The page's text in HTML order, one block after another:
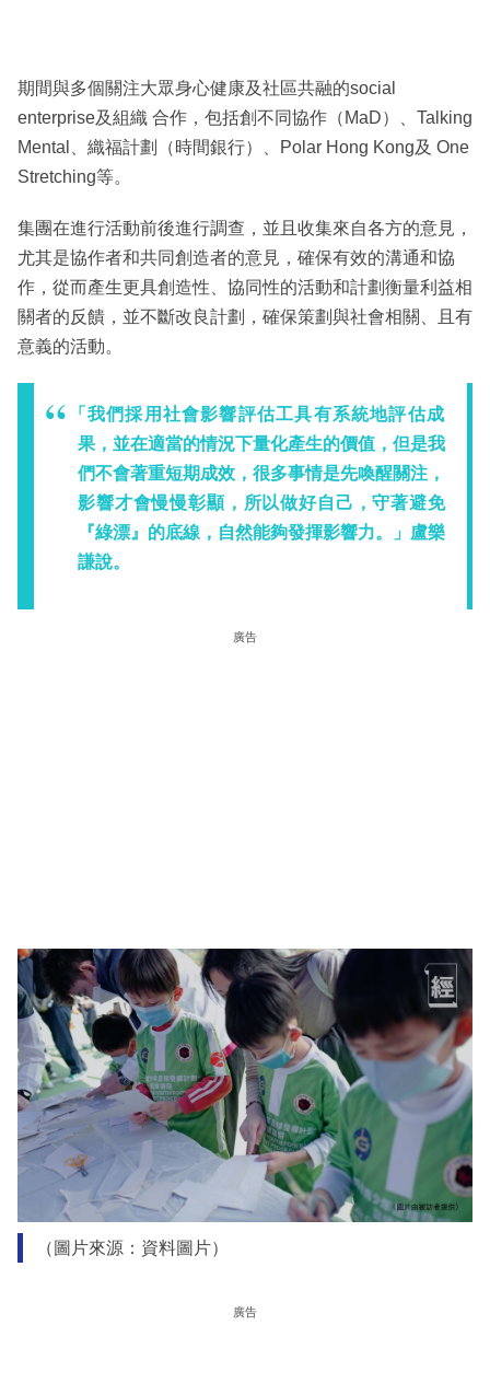
期間與多個關注大眾身心健康及社區共融的social
enterprise及組織 合作，包括創不同協作（MaD）、Talking
Mental、織福計劃（時間銀行）、Polar Hong Kong及 One
Stretching等。
集團在進行活動前後進行調查，並且收集來自各方的意見，
尤其是協作者和共同創造者的意見，確保有效的溝通和協
作，從而產生更具創造性、協同性的活動和計劃衡量利益相
關者的反饋，並不斷改良計劃，確保策劃與社會相關、且有
意義的活動。
「我們採用社會影響評估工具有系統地評估成
果，並在適當的情況下量化產生的價值，但是我
們不會著重短期成效，很多事情是先喚醒關注，
影響才會慢慢彰顯，所以做好自己，守著避免
『綠漂』的底線，自然能夠發揮影響力。」盧樂
謙說。
廣告
（圖片來源：資料圖片）
廣告